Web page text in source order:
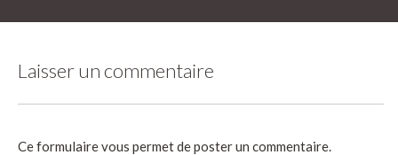
Laisser un commentaire
Ce formulaire vous permet de poster un commentaire.